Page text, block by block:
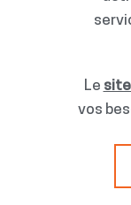
Le site
vos